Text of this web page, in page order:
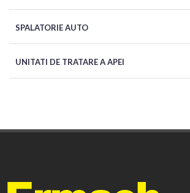
SPALATORIE AUTO
UNITATI DE TRATARE A APEI